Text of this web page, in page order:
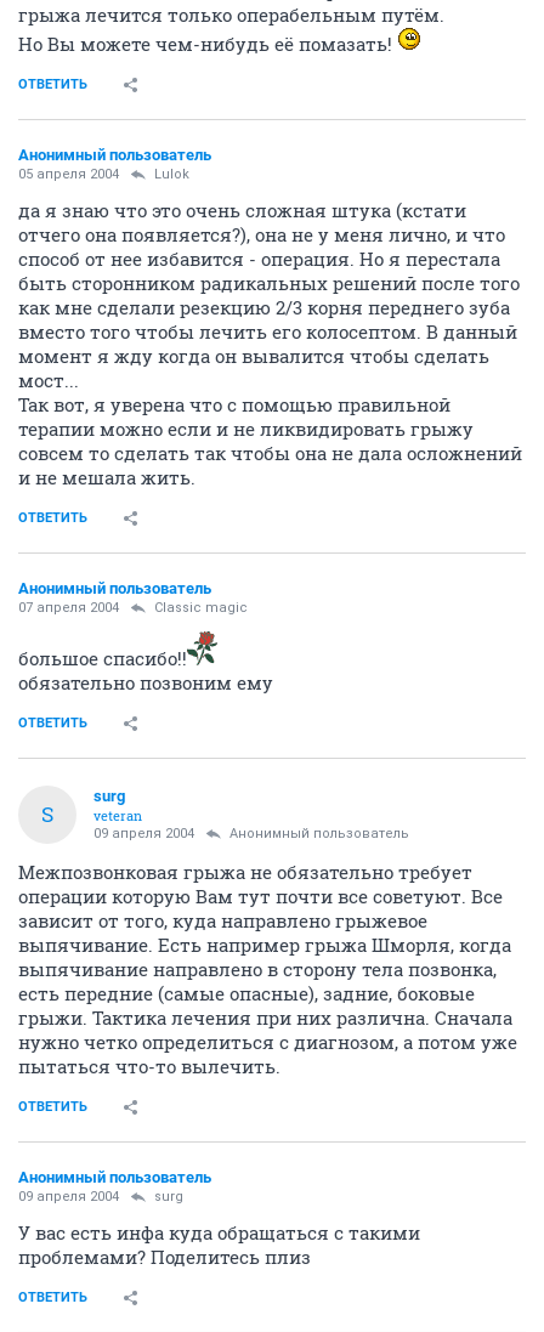
грыжа лечится только операбельным путём.
Но Вы можете чем-нибудь её помазать!
ОТВЕТИТЬ
Анонимный пользователь
05 апреля 2004 Lulok
да я знаю что это очень сложная штука (кстати
отчего она появляется?), она не у меня лично, и что
способ от нее избавится - операция. Но я перестала
быть сторонником радикальных решений после того
как мне сделали резекцию 2/3 корня переднего зуба
вместо того чтобы лечить его колосептом. В данный
момент я жду когда он вывалится чтобы сделать
мост...
Так вот, я уверена что с помощью правильной
терапии можно если и не ликвидировать грыжу
совсем то сделать так чтобы она не дала осложнений
и не мешала жить.
ОТВЕТИТЬ
Анонимный пользователь
07 апреля 2004 Classic magic
большое спасибо!!
обязательно позвоним ему
ОТВЕТИТЬ
S
surg
veteran
09 апреля 2004 Анонимный пользователь
Межпозвонковая грыжа не обязательно требует
операции которую Вам тут почти все советуют. Все
зависит от того, куда направлено грыжевое
выпячивание. Есть например грыжа Шморля, когда
выпячивание направлено в сторону тела позвонка,
есть передние (самые опасные), задние, боковые
грыжи. Тактика лечения при них различна. Сначала
нужно четко определиться с диагнозом, а потом уже
пытаться что-то вылечить.
ОТВЕТИТЬ
Анонимный пользователь
09 апреля 2004 surg
У вас есть инфа куда обращаться с такими
проблемами? Поделитесь плиз
ОТВЕТИТЬ